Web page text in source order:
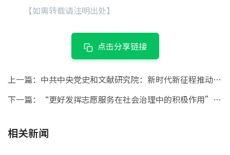
【如需转载请注明出处】
点击分享链接
上一篇： 中共中央党史和文献研究院：新时代新征程推动民政事业高质量发展的根本遵循
下一篇：
“更好发挥志愿服务在社会治理中的积极作用”——习近平总书记关心推动志愿服务事业发展
相关新闻